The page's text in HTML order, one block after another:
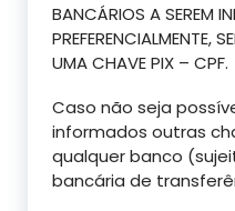
BANCÁRIOS A SEREM
PREFERENCIALMENTE,
UMA CHAVE PIX – CPF.
Caso não seja
informados outras
qualquer banco
bancária de